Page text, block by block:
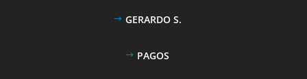
GERARDO S.
PAGOS